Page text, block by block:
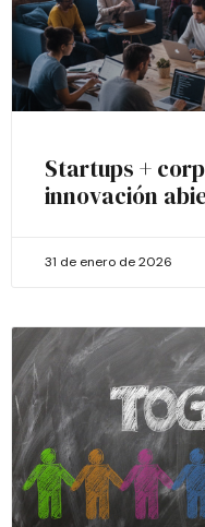
Startups +
innovación
31 de enero de 2026